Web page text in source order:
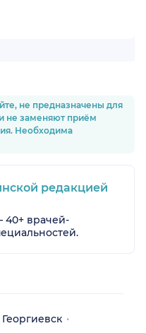
не предназначены для
не заменяют приём
Необходима
редакцией
40+ врачей-
Георгиевск